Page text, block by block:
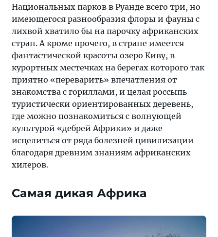
Национальных парков в Руанде всего три, но
имеющегося разнообразия флоры и фауны с
лихвой хватило бы на парочку африканских
стран. А кроме прочего, в стране имеется
фантастической красоты озеро Киву, в
курортных местечках на берегах которого так
приятно «переварить» впечатления от
знакомства с гориллами, и целая россыпь
туристически ориентированных деревень,
где можно познакомиться с волнующей
культурой «дебрей Африки» и даже
исцелиться от ряда болезней цивилизации
благодаря древним знаниям африканских
хилеров.
Самая дикая Африка